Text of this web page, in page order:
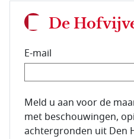
De
E-mail
E-mailadres van de
Meld u aan voor de
met beschouwingen,
achtergronden uit Den